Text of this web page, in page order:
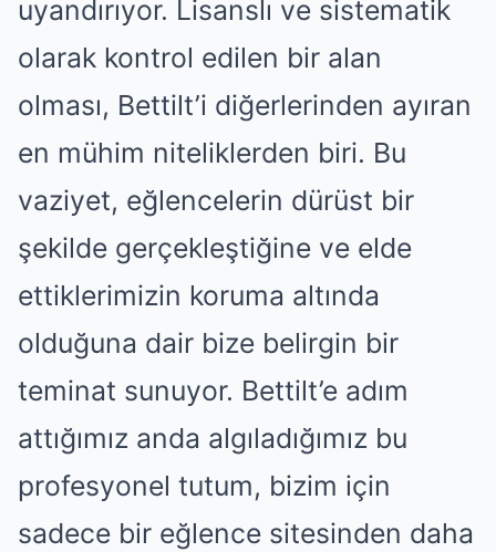
uyandırıyor. Lisanslı ve sistematik
olarak kontrol edilen bir alan
olması, Bettilt’i diğerlerinden ayıran
en mühim niteliklerden biri. Bu
vaziyet, eğlencelerin dürüst bir
şekilde gerçekleştiğine ve elde
ettiklerimizin koruma altında
olduğuna dair bize belirgin bir
teminat sunuyor. Bettilt’e adım
attığımız anda algıladığımız bu
profesyonel tutum, bizim için
sadece bir eğlence sitesinden daha